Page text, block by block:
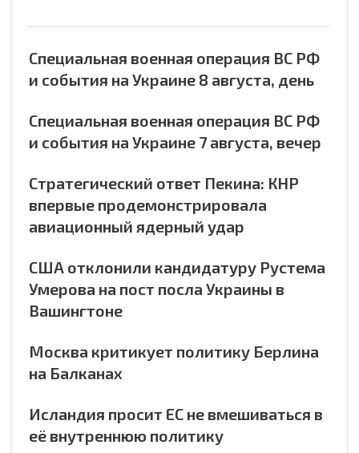
Специальная военная операция ВС РФ
и события на Украине 8 августа, день
Специальная военная операция ВС РФ
и события на Украине 7 августа, вечер
Стратегический ответ Пекина: КНР
впервые продемонстрировала
авиационный ядерный удар
США отклонили кандидатуру Рустема
Умерова на пост посла Украины в
Вашингтоне
Москва критикует политику Берлина
на Балканах
Исландия просит ЕС не вмешиваться в
её внутреннюю политику